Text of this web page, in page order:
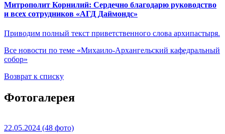
Митрополит Корнилий: Сердечно благодарю руководство
и всех сотрудников «АГД Даймондс»
Приводим полный текст приветственного слова архипастыря.
Все новости по теме «Михаило-Архангельский кафедральный
собор»
Возврат к списку
Фотогалерея
22.05.2024 (48 фото)